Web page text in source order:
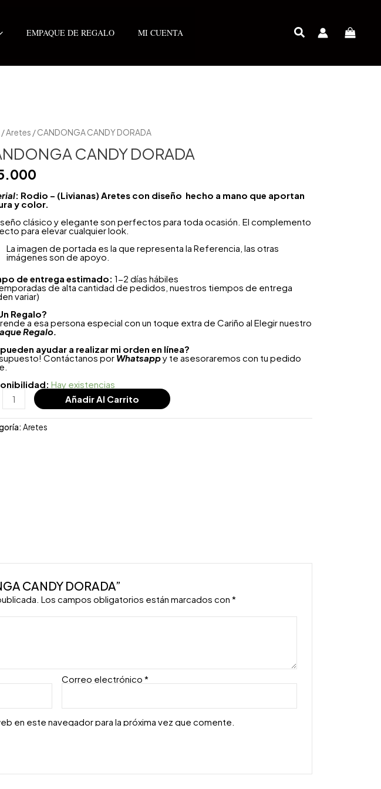
EMPAQUE DE REGALO MI CUENTA
/Aretes / CANDONGA CANDY DORADA
CANDY DORADA
: Rodio – (Livianas) Aretes con diseño hecho a mano que aportan
y color.
clásico y elegante son perfectos para toda ocasión. El complemento
para elevar cualquier look.
La imagen de portada es la que representa la Referencia, las otras
imágenes son de apoyo.
de entrega estimado: 1-2 días hábiles
de alta cantidad de pedidos, nuestros tiempos de entrega
variar)
Regalo?
a esa persona especial con un toque extra de Cariño al Elegir nuestro
Regalo.
ayudar a realizar mi orden en línea?
supuesto! Contáctanos por Whatsappy te asesoraremos con tu pedido
Hay existencias
Añadir Al Carrito
Aretes
CANDY DORADA”
Los campos obligatorios están marcados con*
Correo electrónico*
en este navegador para la próxima vez que comente.